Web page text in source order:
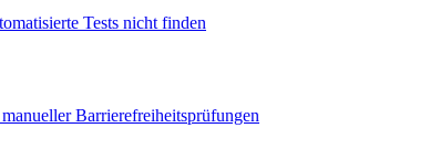
Tests nicht finden
Barrierefreiheitsprüfungen